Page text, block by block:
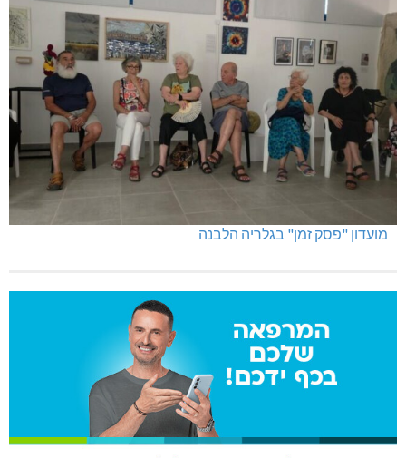
מועדון "פסק זמן" בגלריה הלבנה